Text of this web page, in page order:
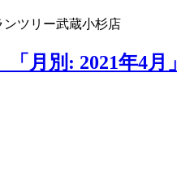
ツリー武蔵小杉店
月別: 2021年4月」